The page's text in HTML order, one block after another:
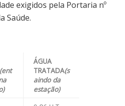
exigidos pela Portaria nº
Saúde.
(ent
ÁGUA
TRATADA(s
aindo da
estação)